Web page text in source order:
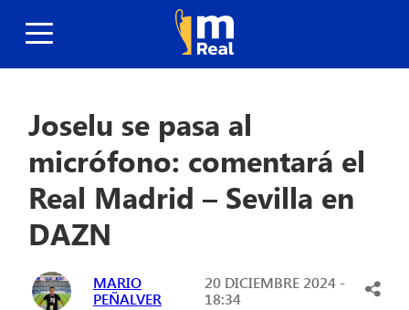
Joselu se pasa al
micrófono: comentará el
Real Madrid – Sevilla en
DAZN
MARIO
PEÑALVER
20 DICIEMBRE 2024 -
18:34